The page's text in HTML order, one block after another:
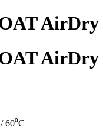
AirDry
AirDry
60⁰C